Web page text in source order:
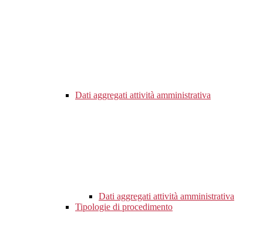
Dati aggregati attività amministrativa
Dati aggregati attività amministrativa
Tipologie di procedimento